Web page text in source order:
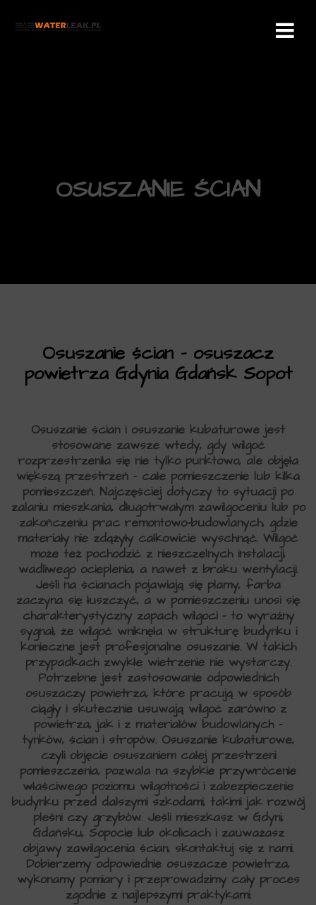
OSUSZANIE ŚCIAN
Osuszanie ścian – osuszacz
powietrza Gdynia Gdańsk Sopot
Osuszanie ścian i osuszanie kubaturowe jest
stosowane zawsze wtedy, gdy wilgoć
rozprzestrzeniła się nie tylko punktowo, ale objęła
większą przestrzeń – całe pomieszczenie lub kilka
pomieszczeń. Najczęściej dotyczy to sytuacji po
zalaniu mieszkania, długotrwałym zawilgoceniu lub po
zakończeniu prac remontowo-budowlanych, gdzie
materiały nie zdążyły całkowicie wyschnąć. Wilgoć
może też pochodzić z nieszczelnych instalacji,
wadliwego ocieplenia, a nawet z braku wentylacji.
Jeśli na ścianach pojawiają się plamy, farba
zaczyna się łuszczyć, a w pomieszczeniu unosi się
charakterystyczny zapach wilgoci – to wyraźny
sygnał, że wilgoć wniknęła w strukturę budynku i
konieczne jest profesjonalne osuszanie. W takich
przypadkach zwykłe wietrzenie nie wystarczy.
Potrzebne jest zastosowanie odpowiednich
osuszaczy powietrza, które pracują w sposób
ciągły i skutecznie usuwają wilgoć zarówno z
powietrza, jak i z materiałów budowlanych –
tynków, ścian i stropów. Osuszanie kubaturowe,
czyli objęcie osuszaniem całej przestrzeni
pomieszczenia, pozwala na szybkie przywrócenie
właściwego poziomu wilgotności i zabezpieczenie
budynku przed dalszymi szkodami, takimi jak rozwój
pleśni czy grzybów. Jeśli mieszkasz w Gdyni,
Gdańsku, Sopocie lub okolicach i zauważasz
objawy zawilgocenia ścian, skontaktuj się z nami.
Dobierzemy odpowiednie osuszacze powietrza,
wykonamy pomiary i przeprowadzimy cały proces
zgodnie z najlepszymi praktykami.